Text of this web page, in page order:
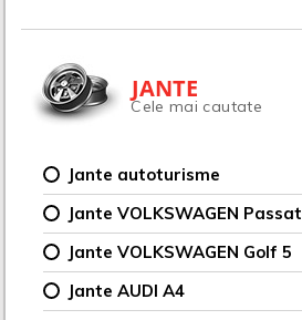
JANTE
Cele mai cautate
Jante autoturisme
Jante VOLKSWAGEN Passat
Jante VOLKSWAGEN Golf 5
Jante AUDI A4